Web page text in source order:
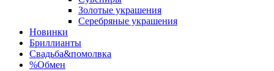
Золотые украшения
Серебряные украшения
Новинки
Бриллианты
Свадьба&помолвка
%Обмен